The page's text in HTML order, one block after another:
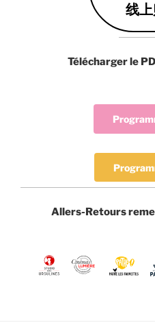
线
Télécharger le
Allers-Retours